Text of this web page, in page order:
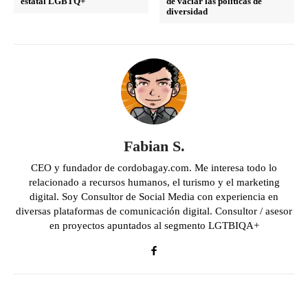
diversidad
Fabian S.
CEO y fundador de cordobagay.com. Me interesa todo lo
relacionado a recursos humanos, el turismo y el marketing
digital. Soy Consultor de Social Media con experiencia en
diversas plataformas de comunicación digital. Consultor / asesor
en proyectos apuntados al segmento LGTBIQA+